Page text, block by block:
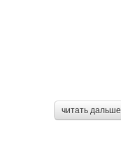
читать